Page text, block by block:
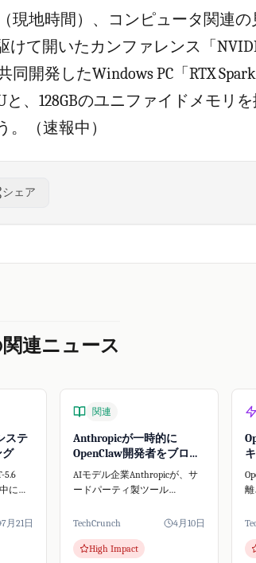
現地時間）、コンピュータ関連の
けて開いたカンファレンス「
開発したWindows PC「RTX
と、128GBのユニファイドメモリ
。（速報中）
シェア
連ニュース
ステ
グ
5.6
にオ
アクセ
ュリ
7月21日
関連
Anthropicが一時的に
OpenClaw開発者をブロッ
ク
AIモデル企業Anthropicが、サ
ードパーティ製ツール
を一時停止しました。この事
なり、AIコミュニティで大き
TechCrunch 4月10日
High Impact
が
と